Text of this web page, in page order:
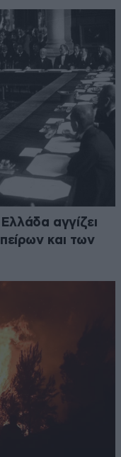
αγγίζει
και των